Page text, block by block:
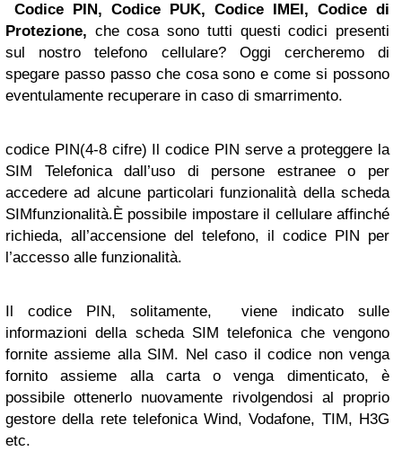
Codice PIN, Codice PUK, Codice IMEI, Codice di
Protezione, che cosa sono tutti questi codici presenti
sul nostro telefono cellulare? Oggi cercheremo di
spegare passo passo che cosa sono e come si possono
eventulamente recuperare in caso di smarrimento.
codice PIN(4-8 cifre) Il codice PIN serve a proteggere la
SIM Telefonica dall’uso di persone estranee o per
accedere ad alcune particolari funzionalità della scheda
SIMfunzionalità.È possibile impostare il cellulare affinché
richieda, all’accensione del telefono, il codice PIN per
l’accesso alle funzionalità.
Il codice PIN, solitamente, viene indicato sulle
informazioni della scheda SIM telefonica che vengono
fornite assieme alla SIM. Nel caso il codice non venga
fornito assieme alla carta o venga dimenticato, è
possibile ottenerlo nuovamente rivolgendosi al proprio
gestore della rete telefonica Wind, Vodafone, TIM, H3G
etc.